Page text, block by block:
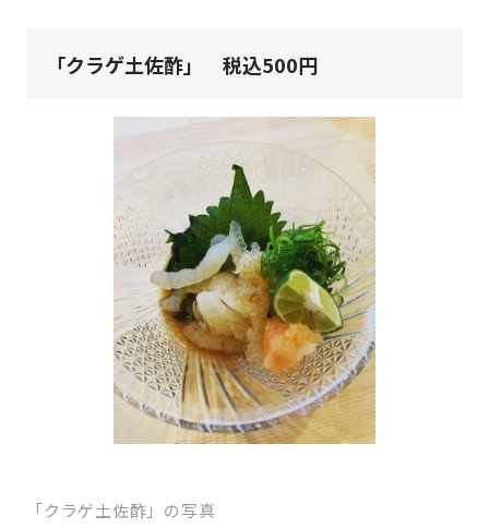
「クラゲ土佐酢」 税込500円
「クラゲ土佐酢」の写真